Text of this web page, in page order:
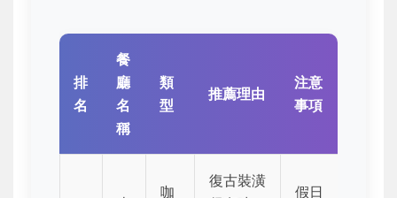
排
名
餐
廳
名
稱
類
型
推薦理由
注意
事項
咖
復古裝潢
假日